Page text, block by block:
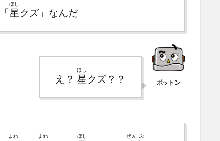
星
ほし
クズ」なんだ
え？ 星
ほし
クズ？？
まわ まわ ほし ぜん ぶ